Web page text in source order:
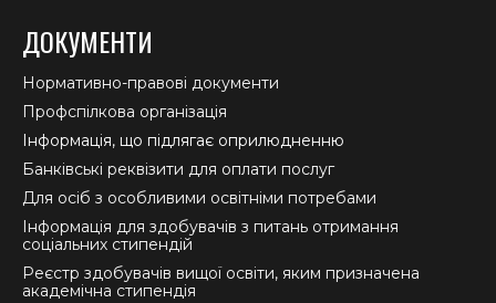
ДОКУМЕНТИ
Нормативно-правові документи
Профспілкова організація
Інформація, що підлягає оприлюдненню
Банківські реквізити для оплати послуг
Для осіб з особливими освітніми потребами
Інформація для здобувачів з питань отримання
соціальних стипендій
Реєстр здобувачів вищої освіти, яким призначена
академічна стипендія